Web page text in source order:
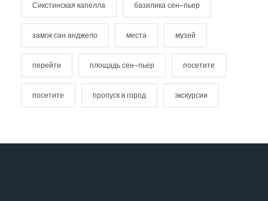
Сикстинская капелла базилика сен-пьер
замок сан анджело места музей
перейти площадь сен-пьер посетите
посетите пропуск в город экскурсии